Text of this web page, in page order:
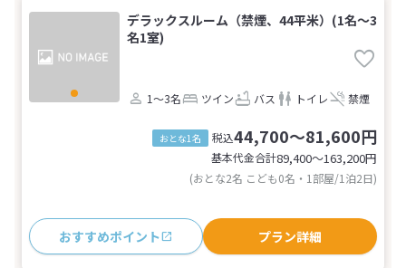
デラックスルーム（禁煙、44平米）(1名～3
名1室)
1～3名 ツイン バス トイレ 禁煙
おとな1名 税込44,700～81,600円
基本代金合計89,400〜163,200円
(おとな2名 こども0名・1部屋/1泊2日)
おすすめポイント プラン詳細